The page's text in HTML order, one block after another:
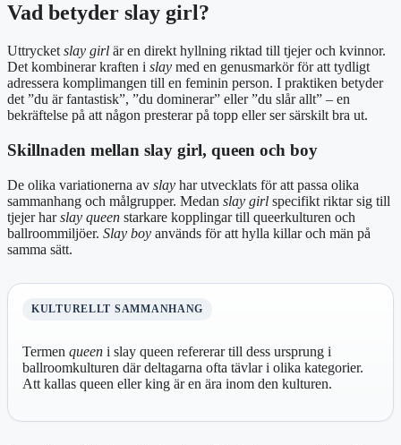
Vad betyder slay girl?
Uttrycket slay girl är en direkt hyllning riktad till tjejer och kvinnor.
Det kombinerar kraften i slay med en genusmarkör för att tydligt
adressera komplimangen till en feminin person. I praktiken betyder
det ”du är fantastisk”, ”du dominerar” eller ”du slår allt” – en
bekräftelse på att någon presterar på topp eller ser särskilt bra ut.
Skillnaden mellan slay girl, queen och boy
De olika variationerna av slay har utvecklats för att passa olika
sammanhang och målgrupper. Medan slay girl specifikt riktar sig till
tjejer harslay queen starkare kopplingar till queerkulturen och
ballroommiljöer. Slay boy används för att hylla killar och män på
samma sätt.
KULTURELLT SAMMANHANG
Termen queen i slay queen refererar till dess ursprung i
ballroomkulturen där deltagarna ofta tävlar i olika kategorier.
Att kallas queen eller king är en ära inom den kulturen.